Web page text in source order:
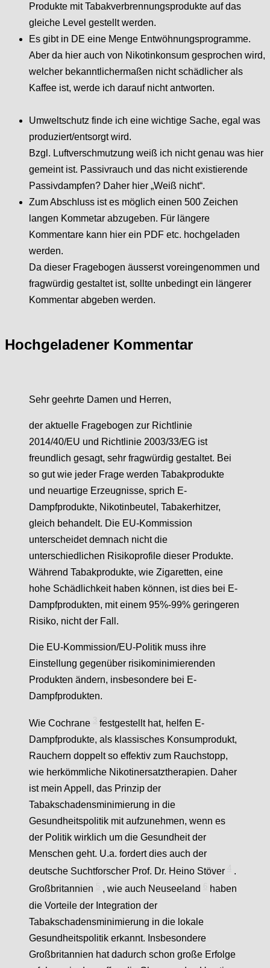
Produkte mit Tabakverbrennungsprodukte auf das
gleiche Level gestellt werden.
Es gibt in DE eine Menge Entwöhnungsprogramme.
Aber da hier auch von Nikotinkonsum gesprochen wird,
welcher bekanntlichermaßen nicht schädlicher als
Kaffee ist, werde ich darauf nicht antworten.
Umweltschutz finde ich eine wichtige Sache, egal was
produziert/entsorgt wird.
Bzgl. Luftverschmutzung weiß ich nicht genau was hier
gemeint ist. Passivrauch und das nicht existierende
Passivdampfen? Daher hier „Weiß nicht“.
Zum Abschluss ist es möglich einen 500 Zeichen
langen Kommetar abzugeben. Für längere
Kommentare kann hier ein PDF etc. hochgeladen
werden.
Da dieser Fragebogen äusserst voreingenommen und
fragwürdig gestaltet ist, sollte unbedingt ein längerer
Kommentar abgeben werden.
Hochgeladener Kommentar
Sehr geehrte Damen und Herren,
der aktuelle Fragebogen zur Richtlinie
2014/40/EU und Richtlinie 2003/33/EG ist
freundlich gesagt, sehr fragwürdig gestaltet. Bei
so gut wie jeder Frage werden Tabakprodukte
und neuartige Erzeugnisse, sprich E-
Dampfprodukte, Nikotinbeutel, Tabakerhitzer,
gleich behandelt. Die EU-Kommission
unterscheidet demnach nicht die
unterschiedlichen Risikoprofile dieser Produkte.
Während Tabakprodukte, wie Zigaretten, eine
hohe Schädlichkeit haben können, ist dies bei E-
Dampfprodukten, mit einem 95%-99% geringeren
Risiko, nicht der Fall.
Die EU-Kommission/EU-Politik muss ihre
Einstellung gegenüber risikominimierenden
Produkten ändern, insbesondere bei E-
Dampfprodukten.
Wie Cochrane
festgestellt hat, helfen E-
Dampfprodukte, als klassisches Konsumprodukt,
Rauchern doppelt so effektiv zum Rauchstopp,
wie herkömmliche Nikotinersatztherapien. Daher
ist mein Appell, das Prinzip der
Tabakschadensminimierung in die
Gesundheitspolitik mit aufzunehmen, wenn es
der Politik wirklich um die Gesundheit der
Menschen geht. U.a. fordert dies auch der
deutsche Suchtforscher Prof. Dr. Heino Stöver
.
Großbritannien
, wie auch Neuseeland
haben
die Vorteile der Integration der
Tabakschadensminimierung in die lokale
Gesundheitspolitik erkannt. Insbesondere
Großbritannien hat dadurch schon große Erfolge